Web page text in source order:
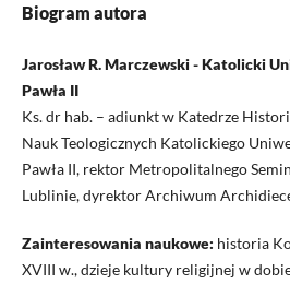
Biogram autora
Jarosław R. Marczewski - Katolicki
Pawła II
Ks. dr hab. – adiunkt w Katedrze
Nauk Teologicznych Katolickiego
Pawła II, rektor Metropolitalnego
Lublinie, dyrektor Archiwum
Zainteresowania naukowe: historia
XVIII w., dzieje kultury religijnej w